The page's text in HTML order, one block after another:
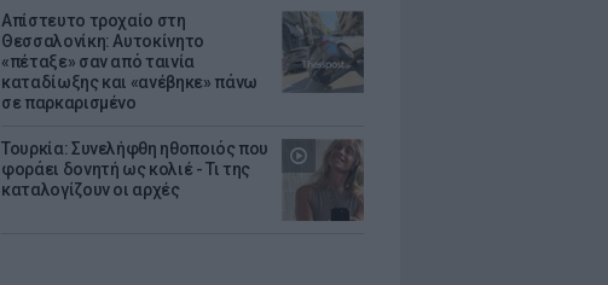
Απίστευτο τροχαίο στη
Θεσσαλονίκη: Αυτοκίνητο
«πέταξε» σαν από ταινία
καταδίωξης και «ανέβηκε» πάνω
σε παρκαρισμένο
Τουρκία: Συνελήφθη ηθοποιός που
φοράει δoνητή ως κολιέ - Τι της
καταλογίζουν οι αρχές